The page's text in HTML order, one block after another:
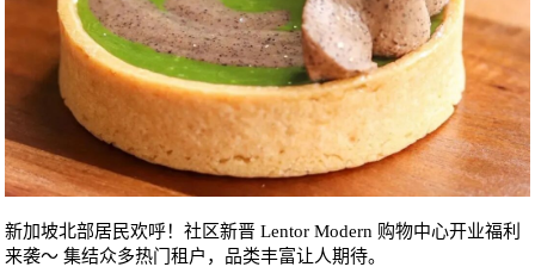
新加坡北部居民欢呼！社区新晋 Lentor Modern 购物中心开业福利
来袭～ 集结众多热门租户，品类丰富让人期待。